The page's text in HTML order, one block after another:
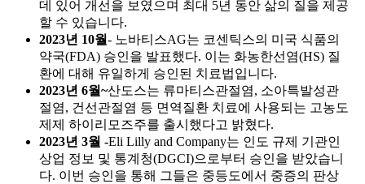
데 있어 개선을 보였으며 최대 5년 동안 삶의 질을 제공
할 수 있습니다.
2023년 10월- 노바티스AG는 코센틱스의 미국 식품의
약국(FDA) 승인을 발표했다. 이는 화농한선염(HS) 질
환에 대해 유일하게 승인된 치료법입니다.
2023년 6월~산도스는 류마티스관절염, 소아특발성관
절염, 건선관절염 등 면역질환 치료에 사용되는 고농도
제제 하이리모즈주를 출시했다고 밝혔다.
2023년 3월 -Eli Lilly and Company는 인도 규제 기관인
상업 정보 및 통계청(DGCI)으로부터 승인을 받았습니
다. 이번 승인을 통해 그들은 중등도에서 중증의 판상